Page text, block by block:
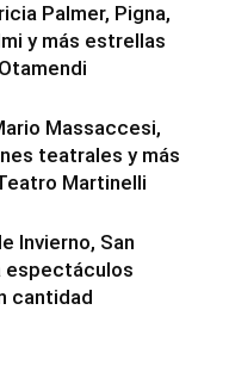
Palmer, Pigna,
y más estrellas
Massaccesi,
teatrales y más
Martinelli
Invierno, San
espectáculos
cantidad